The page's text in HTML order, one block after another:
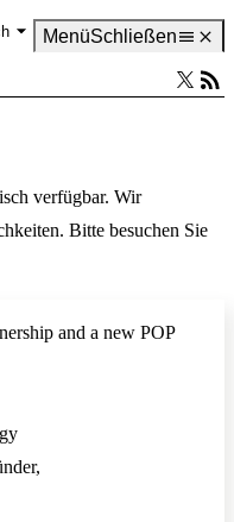
MenüSchließen
verfügbar. Wir
Bitte besuchen Sie
and a new POP